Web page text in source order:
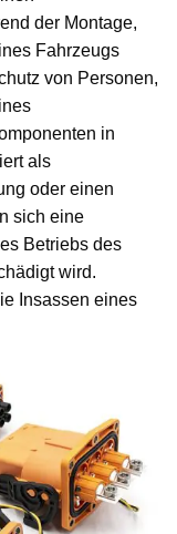
der Montage,
Fahrzeugs
von Personen,
in
als
oder einen
sich eine
Betriebs des
wird.
Insassen eines